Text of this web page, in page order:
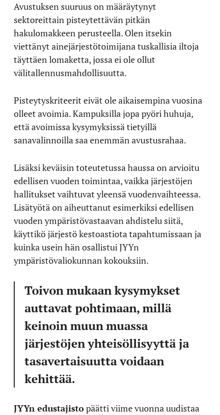
Avustuksen suuruus on määräytynyt
sektoreittain pisteytettävän pitkän
hakulomakkeen perusteella. Olen itsekin
viettänyt ainejärjestötoimijana tuskallisia iltoja
täyttäen lomaketta, jossa ei ole ollut
välitallennusmahdollisuutta.
Pisteytyskriteerit eivät ole aikaisempina vuosina
olleet avoimia. Kampuksilla jopa pyöri huhuja,
että avoimissa kysymyksissä tietyillä
sanavalinnoilla saa enemmän avustusrahaa.
Lisäksi keväisin toteutetussa haussa on arvioitu
edellisen vuoden toimintaa, vaikka järjestöjen
hallitukset vaihtuvat yleensä vuodenvaihteessa.
Lisätyötä on aiheuttanut esimerkiksi edellisen
vuoden ympäristövastaavan ahdistelu siitä,
käyttikö järjestö kestoastiota tapahtumissaan ja
kuinka usein hän osallistui JYYn
ympäristövaliokunnan kokouksiin.
Toivon mukaan kysymykset
auttavat pohtimaan, millä
keinoin muun muassa
järjestöjen yhteisöllisyyttä ja
tasavertaisuutta voidaan
kehittää.
JYYn edustajistopäätti viime vuonna uudistaa